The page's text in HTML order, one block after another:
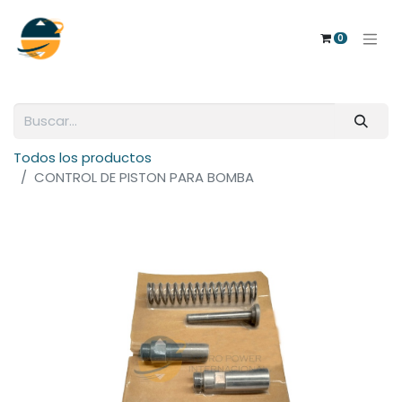
0
Todos los productos
CONTROL DE PISTON PARA BOMBA